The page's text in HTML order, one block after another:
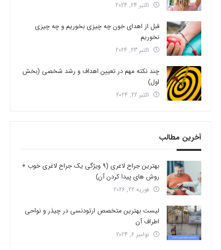
اکتبر 24, 2024
قبل از اهدای خون چه چیزی بخوریم و چه چیزی
نخوریم
اکتبر 23, 2024
چند نکته مهم در تعیین اهداف و رشد شخصی (بخش
اول)
اکتبر 22, 2024
آخرین مطالب
بهترین جراح لاغری (9 ویژگی یک جراح لاغری خوب +
روش های پیدا کردن آن)
فوریه 22, 2026
لیست بهترین متخصص ارتودنسی در چیذر و نواحی
اطراف آن
نوامبر 6, 2024